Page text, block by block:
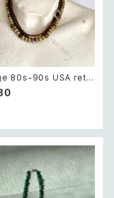
80s-90s USA retr
beads nec
ロ アメリカ ヴィンテ